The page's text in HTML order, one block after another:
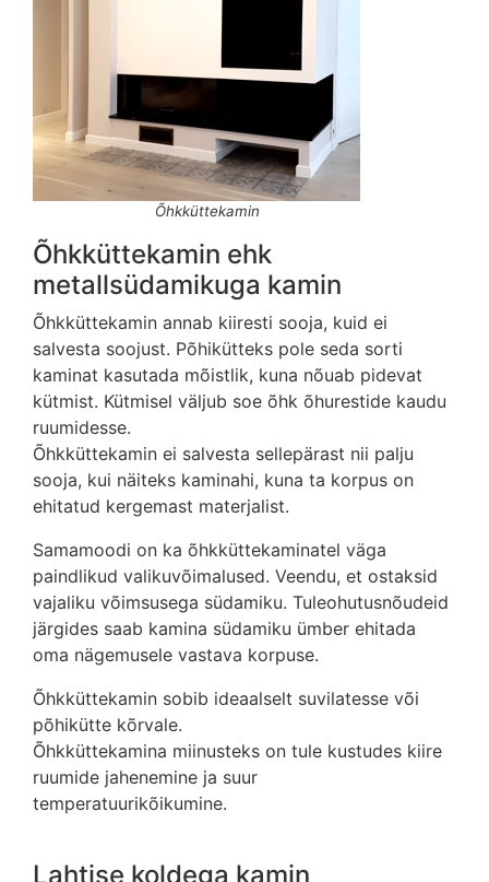
Õhkküttekamin
Õhkküttekamin ehk
metallsüdamikuga kamin
Õhkküttekamin annab kiiresti sooja, kuid ei
salvesta soojust. Põhikütteks pole seda sorti
kaminat kasutada mõistlik, kuna nõuab pidevat
kütmist. Kütmisel väljub soe õhk õhurestide kaudu
ruumidesse.
Õhkküttekamin ei salvesta sellepärast nii palju
sooja, kui näiteks kaminahi, kuna ta korpus on
ehitatud kergemast materjalist.
Samamoodi on ka õhkküttekaminatel väga
paindlikud valikuvõimalused. Veendu, et ostaksid
vajaliku võimsusega südamiku. Tuleohutusnõudeid
järgides saab kamina südamiku ümber ehitada
oma nägemusele vastava korpuse.
Õhkküttekamin sobib ideaalselt suvilatesse või
põhikütte kõrvale.
Õhkküttekamina miinusteks on tule kustudes kiire
ruumide jahenemine ja suur
temperatuurikõikumine.
Lahtise koldega kamin